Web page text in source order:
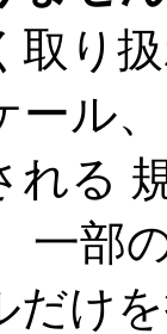
取り
ール
れる
一部
だけ